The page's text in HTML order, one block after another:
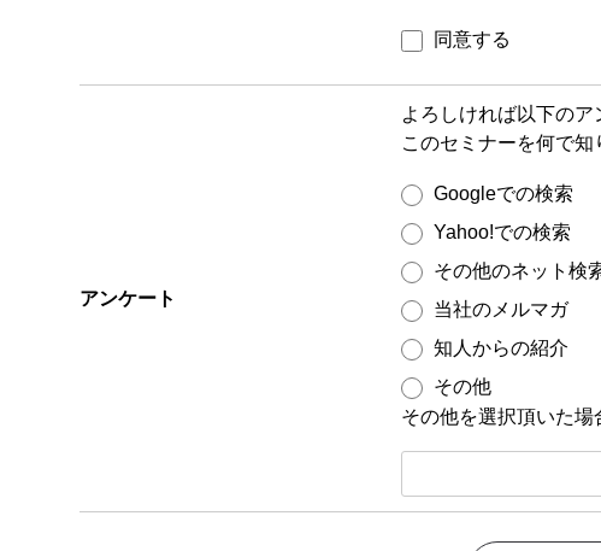
同意する
アンケート
よろしければ以下のア
このセミナーを何で知
Googleでの検索
Yahoo!での検索
その他のネット検
当社のメルマガ
知人からの紹介
その他
その他を選択頂いた場